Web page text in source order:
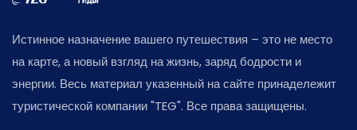
Истинное назначение вашего путешествия – это не место
на карте, а новый взгляд на жизнь, заряд бодрости и
энергии. Весь материал указенный на сайте принадележит
туристической компании "TEG". Все права защищены.